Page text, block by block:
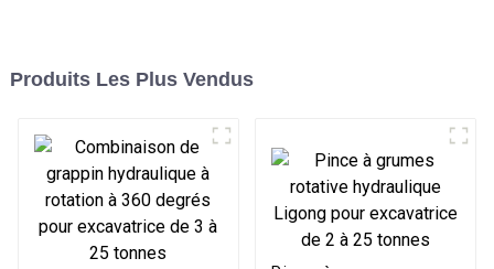
Produits Les Plus Vendus